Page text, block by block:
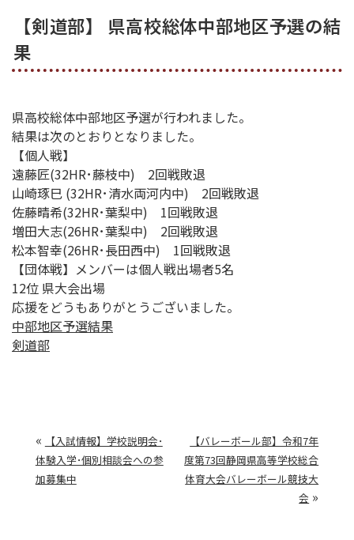
【剣道部】 県高校総体中部地区予選の結
果
県高校総体中部地区予選が行われました。
結果は次のとおりとなりました。
【個人戦】
遠藤匠(32HR･藤枝中) 2回戦敗退
山崎琢巳 (32HR･清水両河内中) 2回戦敗退
佐藤晴希(32HR･葉梨中) 1回戦敗退
増田大志(26HR･葉梨中) 2回戦敗退
松本智幸(26HR･長田西中) 1回戦敗退
【団体戦】メンバーは個人戦出場者5名
12位 県大会出場
応援をどうもありがとうございました。
中部地区予選結果
剣道部
«
【入試情報】学校説明会･
体験入学･個別相談会への参
加募集中
【バレーボール部】令和7年
度第73回静岡県高等学校総合
体育大会バレーボール競技大
会 »